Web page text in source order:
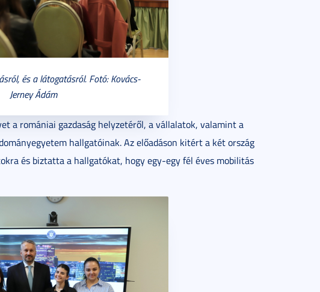
és a látogatásról. Fotó: Kovács-
Jerney Ádám
a romániai gazdaság helyzetéről, a vállalatok, valamint a
hallgatóinak. Az előadáson kitért a két ország
és biztatta a hallgatókat, hogy egy-egy fél éves mobilitás